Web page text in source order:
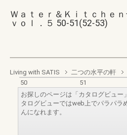
Ｗａｔｅｒ＆Ｋｉｔｃｈｅ
ｖｏｌ．５ 50-51(52-53)
Living with SATIS
二つの水平の軒
50
51
お探しのページは「カタログビュー
タログビューではweb上でパラパラ
んになれます。